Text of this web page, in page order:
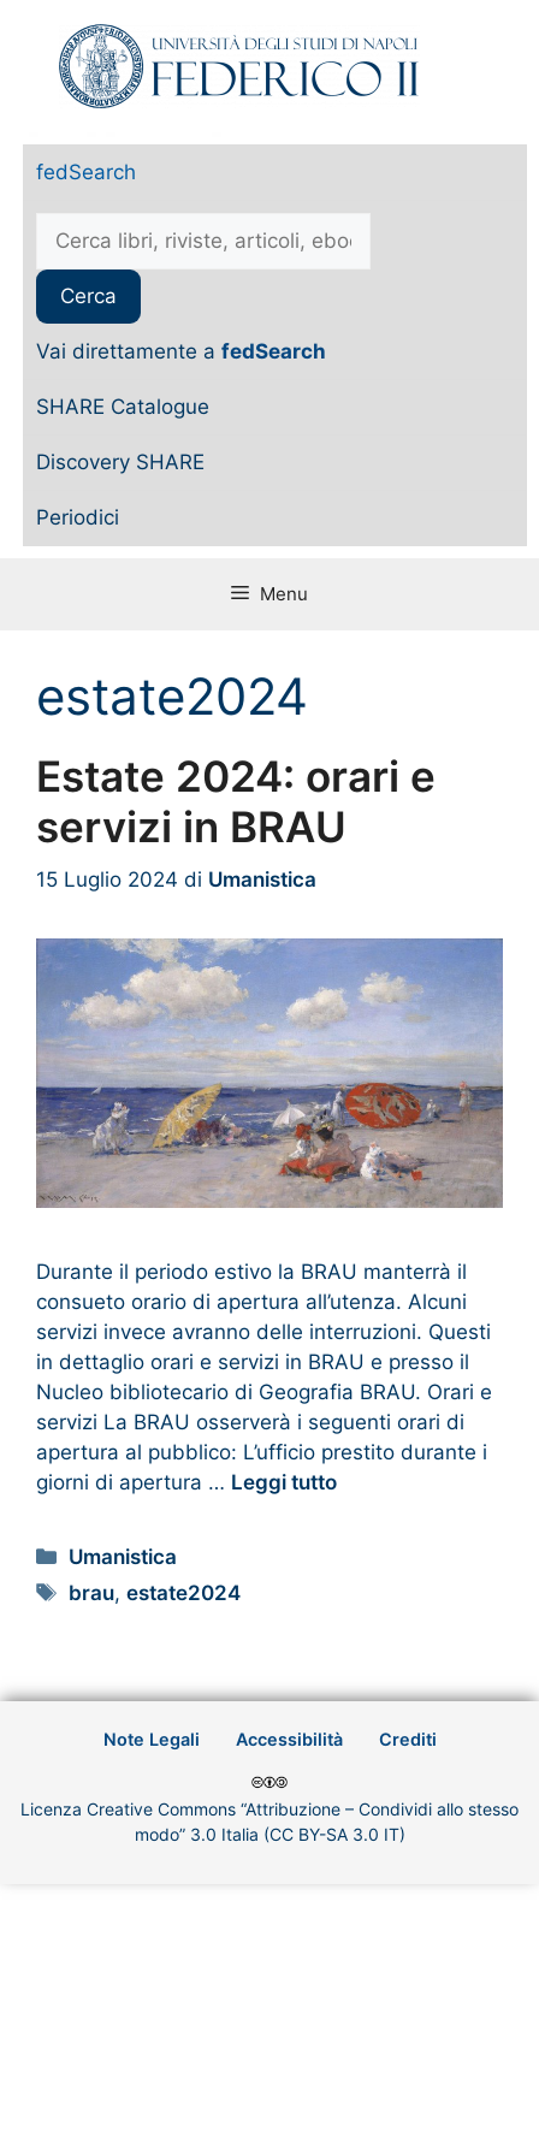
fedSearch
Vai direttamente a fedSearch
SHARE Catalogue
Discovery SHARE
Periodici
Menu
estate2024
Estate 2024: orari e
servizi in BRAU
15 Luglio 2024 di Umanistica
Durante il periodo estivo la BRAU manterrà il
consueto orario di apertura all’utenza. Alcuni
servizi invece avranno delle interruzioni. Questi
in dettaglio orari e servizi in BRAU e presso il
Nucleo bibliotecario di Geografia BRAU. Orari e
servizi La BRAU osserverà i seguenti orari di
apertura al pubblico: L’ufficio prestito durante i
giorni di apertura … Leggi tutto
Umanistica
brau,estate2024
Note Legali Accessibilità Crediti
Licenza Creative Commons “Attribuzione – Condividi allo stesso
modo” 3.0 Italia (CC BY-SA 3.0 IT)